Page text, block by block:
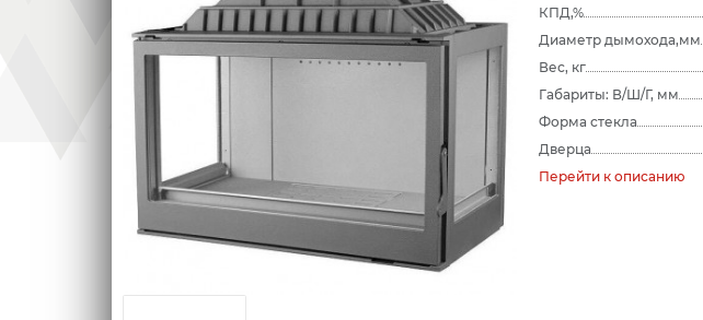
КПД,%
Диаметр дымохода,мм
Вес, кг
Габариты: В/Ш/Г, мм
Форма стекла
Дверца
Перейти к описанию